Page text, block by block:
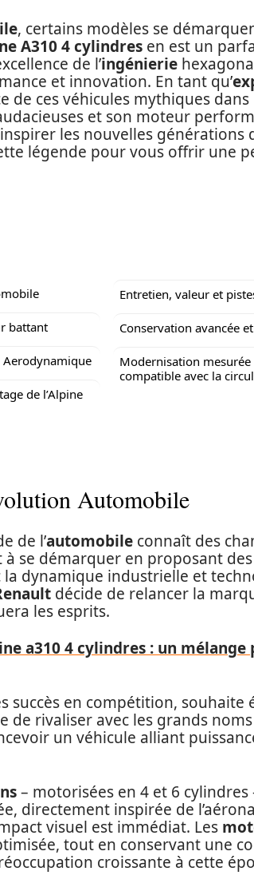
, certains modèles se
A310 4 cylindres en est un
de l’ingénierie
et innovation. En tant qu’
de ces véhicules mythiques
et son moteur
les nouvelles générations
légende pour vous offrir une
battant
Aerodynamique
de l’Alpine
Entretien, valeur et
Conservation avancée
Modernisation mesurée
compatible avec la
Automobile
de l’automobile connaît des
se démarquer en proposant
dynamique industrielle et
décide de relancer la
les esprits.
a310 4 cylindres : un
succès en compétition, souhaite
de rivaliser avec les grands
un véhicule alliant
– motorisées en 4 et 6
directement inspirée de
visuel est immédiat. Les
tout en conservant une
croissante à cette